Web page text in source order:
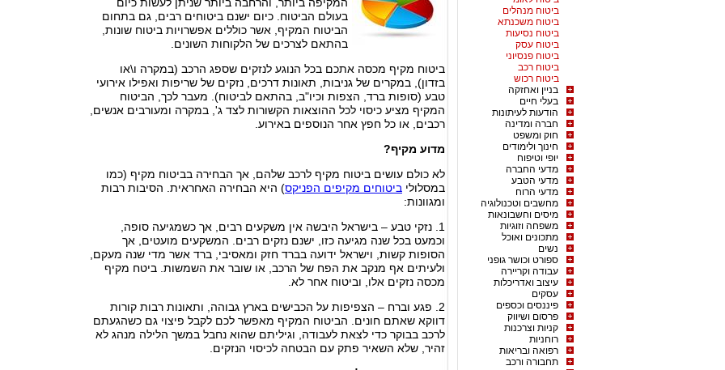
ביטוח מנהלים
ביטוח משכנתא
ביטוח נסיעות
ביטוח עסק
ביטוח פנסיוני
ביטוח רכב
ביטוח רכוש
בניין ואחזקה
בעלי חיים
הודעות לעיתונות
חברה ומדינה
חוק ומשפט
חינוך ולימודים
יופי וטיפוח
מדעי החברה
מדעי הטבע
מדעי הרוח
מחשבים וטכנולוגיה
מיסים וחשבונאות
משפחה וזוגיות
מתכונים ואוכל
נשים
ספורט וכושר גופני
עבודה וקריירה
עיצוב ואדריכלות
עסקים
פיננסים וכספים
פרסום ושיווק
קניות וצרכנות
רוחניות
רפואה ובריאות
תחבורה ורכב
בעולם הביטוח. כיום ישנם ביטוחים רבים, גם בתחום
הביטוח המקיף, אשר כוללים אפשרויות ביטוח שונות,
בהתאם לצרכים של הלקוחות השונים.
ביטוח מקיף מכסה אתכם בכל הנוגע לנזקים שספג הרכב (במקרה ו\או
בזדון), במקרים של גניבות, תאונות דרכים, נזקים של שריפות ואפילו אירועי
טבע (סופות ברד, הצפות וכיו"ב, בהתאם לביטוח). מעבר לכך, הביטוח
המקיף מציע כיסוי לכל ההוצאות הקשורות לצד ג', במקרה ומעורבים אנשים,
רכבים, או כל חפץ אחר הנוספים באירוע.
מדוע מקיף?
לא כולם עושים ביטוח מקיף לרכב שלהם, אך הבחירה בביטוח מקיף (כמו
במסלולי ביטוחים מקיפים הפניקס) היא הבחירה האחראית. הסיבות רבות
ומגוונות:
1. נזקי טבע – בישראל היבשה אין משקעים רבים, אך כשמגיעה סופה,
וכמעט בכל שנה מגיעה כזו, ישנם נזקים רבים. המשקעים מועטים, אך
הסופות קשות, וישראל ידועה בברד חזק ומאסיבי, ברד אשר מדי שנה מעקם,
ולעיתים אף מנקב את הפח של הרכב, או שובר את השמשות. ביטח מקיף
מכסה נזקים אלו, וביטוח אחר לא.
2. פגע וברח – הצפיפות על הכבישים בארץ גבוהה, ותאונות רבות קורות
דווקא שאתם חונים. הביטוח המקיף מאפשר לכם לקבל פיצוי גם כשהגעתם
לרכב בבוקר כדי לצאת לעבודה, וגיליתם שהוא נחבל במשך הלילה מנהג לא
זהיר, שלא השאיר פתק עם הבטחה לכיסוי הנזקים.